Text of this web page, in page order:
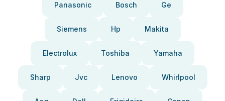
Panasonic Bosch Ge
Siemens Hp Makita
Electrolux Toshiba Yamaha
Sharp Jvc Lenovo Whirlpool